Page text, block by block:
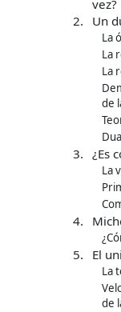
vez?
2.
Un
La
La
La
de
3. ¿Es
La
4.
5. El
La
de